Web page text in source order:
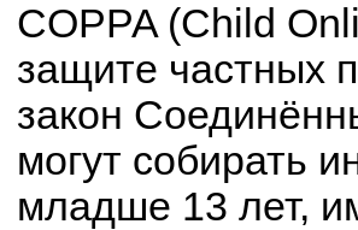
COPPA (Child
защите частных
закон
могут собирать
младше 13 лет,